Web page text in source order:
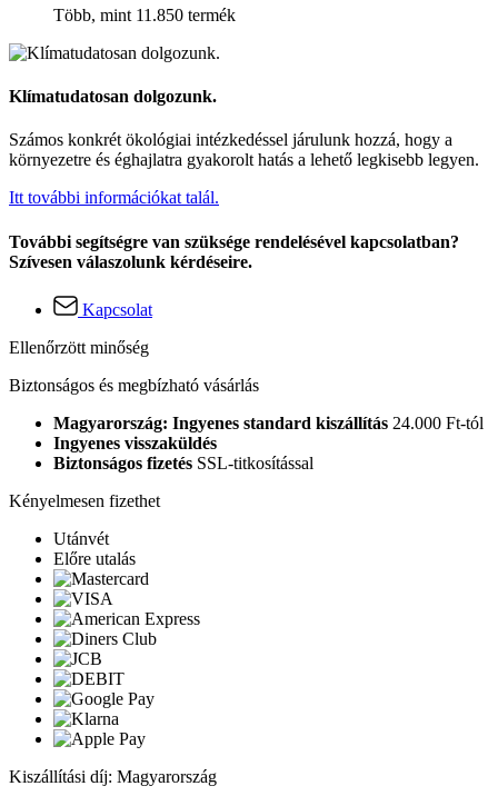
Több, mint 11.850 termék
Klímatudatosan dolgozunk.
Számos konkrét ökológiai intézkedéssel járulunk hozzá, hogy a
környezetre és éghajlatra gyakorolt hatás a lehető legkisebb legyen.
Itt további információkat talál.
További segítségre van szüksége rendelésével kapcsolatban?
Szívesen válaszolunk kérdéseire.
Kapcsolat
Ellenőrzött minőség
Biztonságos és megbízható vásárlás
Magyarország: Ingyenes standard kiszállítás 24.000 Ft-tól
Ingyenes visszaküldés
Biztonságos fizetés SSL-titkosítással
Kényelmesen fizethet
Utánvét
Előre utalás
Kiszállítási díj: Magyarország